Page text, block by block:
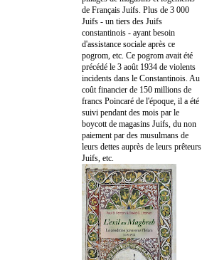
de Français Juifs. Plus de 3 000
Juifs - un tiers des Juifs
constantinois - ayant besoin
d'assistance sociale après ce
pogrom, etc. Ce pogrom avait été
précédé le 3 août 1934 de violents
incidents dans le Constantinois. Au
coût financier de 150 millions de
francs Poincaré de l'époque, il a été
suivi pendant des mois par le
boycott de magasins Juifs, du non
paiement par des musulmans de
leurs dettes auprès de leurs prêteurs
Juifs, etc.